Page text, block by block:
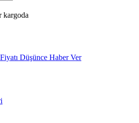
kargoda
Fiyatı Düşünce Haber Ver